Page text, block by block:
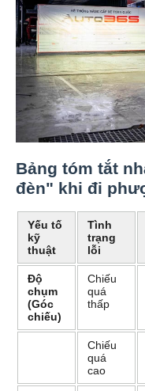
Bảng tóm tắt
đèn" khi đi
Yếu tố
kỹ
thuật
Tình
trạng
lỗi
Độ
chụm
(Góc
chiếu)
Chiếu
quá
thấp
Chiếu
quá
cao